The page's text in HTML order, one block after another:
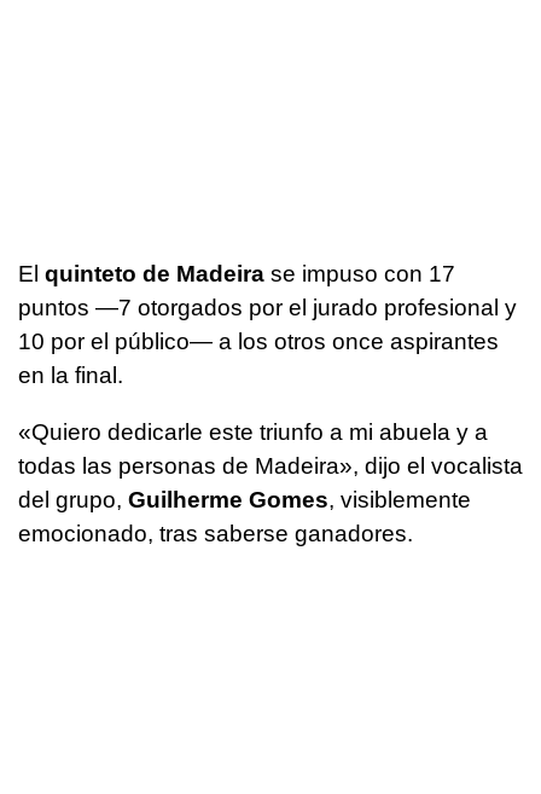
El quinteto de Madeira se impuso con 17
puntos —7 otorgados por el jurado profesional y
10 por el público— a los otros once aspirantes
en la final.
«Quiero dedicarle este triunfo a mi abuela y a
todas las personas de Madeira», dijo el vocalista
del grupo, Guilherme Gomes, visiblemente
emocionado, tras saberse ganadores.